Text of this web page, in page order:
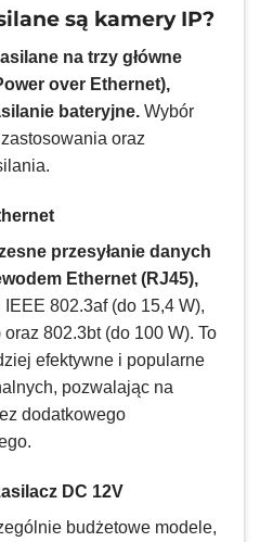
są kamery IP?
na trzy główne
over Ethernet),
bateryjne. Wybór
oraz
przesyłanie danych
Ethernet (RJ45),
802.3af (do 15,4 W),
802.3bt (do 100 W). To
efektywne i popularne
pozwalając na
dodatkowego
DC 12V
budżetowe modele,